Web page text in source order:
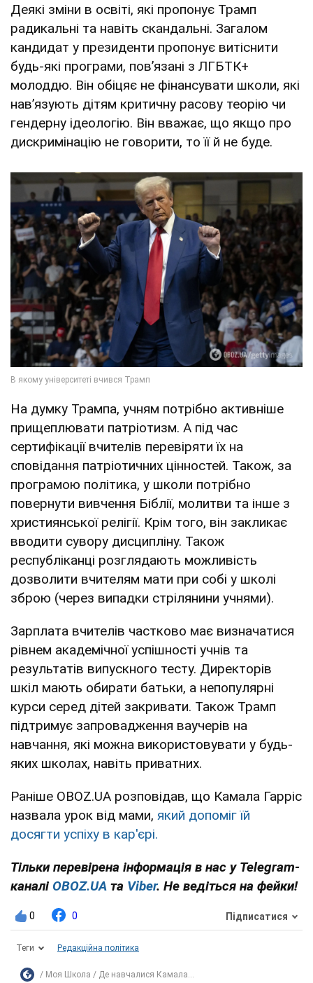
Деякі зміни в освіті, які пропонує Трамп
радикальні та навіть скандальні. Загалом
кандидат у президенти пропонує витіснити
будь-які програми, пов’язані з ЛГБТК+
молоддю. Він обіцяє не фінансувати школи, які
нав’язують дітям критичну расову теорію чи
гендерну ідеологію. Він вважає, що якщо про
дискримінацію не говорити, то її й не буде.
На думку Трампа, учням потрібно активніше
прищеплювати патріотизм. А під час
сертифікації вчителів перевіряти їх на
сповідання патріотичних цінностей. Також, за
програмою політика, у школи потрібно
повернути вивчення Біблії, молитви та інше з
християнської релігії. Крім того, він закликає
вводити сувору дисципліну. Також
республіканці розглядають можливість
дозволити вчителям мати при собі у школі
зброю (через випадки стрілянини учнями).
Зарплата вчителів частково має визначатися
рівнем академічної успішності учнів та
результатів випускного тесту. Директорів
шкіл мають обирати батьки, а непопулярні
курси серед дітей закривати. Також Трамп
підтримує запровадження ваучерів на
навчання, які можна використовувати у будь-
яких школах, навіть приватних.
Раніше OBOZ.UA розповідав, що Камала Гарріс
назвала урок від мами, який допоміг їй
досягти успіху в кар'єрі.
Тільки перевірена інформація в нас у Telegram-
каналі OBOZ.UA та Viber. Не ведіться на фейки!
0 0 Підписатися
Теги Редакційна політика
Моя Школа Де навчалися Камала...